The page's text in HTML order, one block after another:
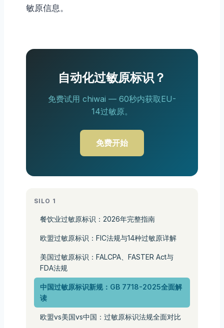
敏原信息。
自动化过敏原标识？
免费试用 chiwai — 60秒内获取EU-
14过敏原。
免费开始
SILO 1
餐饮业过敏原标识：2026年完整指南
欧盟过敏原标识：FIC法规与14种过敏原详解
美国过敏原标识：FALCPA、FASTER Act与
FDA法规
中国过敏原标识新规：GB 7718-2025全面解
读
欧盟vs美国vs中国：过敏原标识法规全面对比